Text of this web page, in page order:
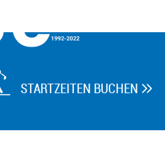
STARTZEITEN BUCHEN 